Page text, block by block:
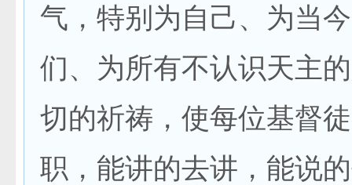
气，特别为自己、为当
们、为所有不认识天主
切的祈祷，使每位基督
职，能讲的去讲，能说